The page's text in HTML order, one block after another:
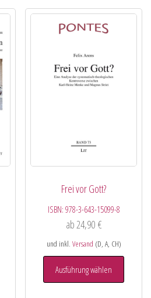
Frei vor Gott?
ISBN: 978-3-643-15099-8
ab24,90 €
und inkl. Versand (D, A, CH)
Ausführung wählen